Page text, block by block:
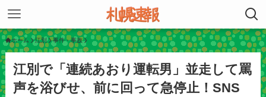
ホーム 江別 事件・事故
江別で「連続あおり運転男」並走して罵
声を浴びせ、前に回って急停止！SNS